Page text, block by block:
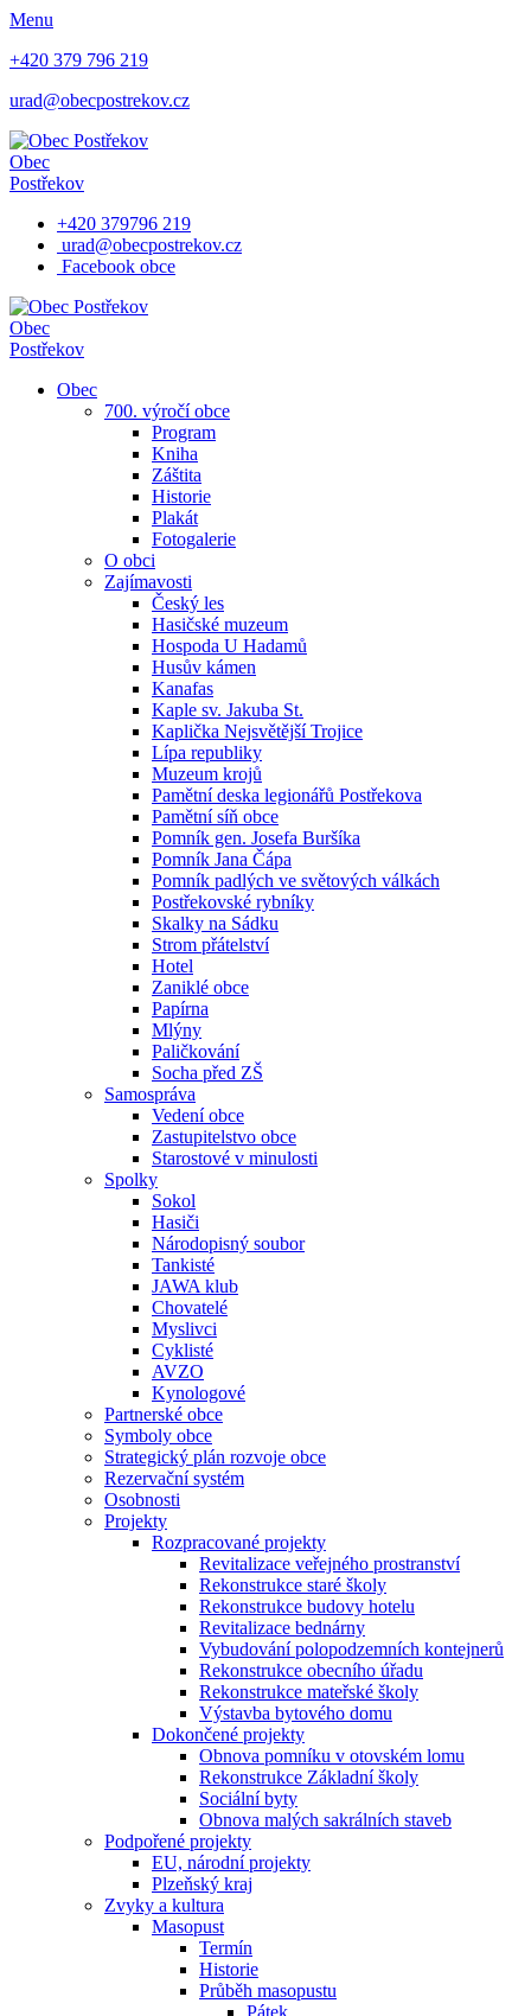
Menu
+420 379 796 219
urad@obecpostrekov.cz
Obec
Postřekov
+420 379796 219
urad@obecpostrekov.cz
Facebook​ obce
Obec
Postřekov
Obec
700. výročí obce
Program
Kniha
Záštita
Historie
Plakát
Fotogalerie
O obci
Zajímavosti
Český les
Hasičské muzeum
Hospoda U Hadamů
Husův kámen
Kanafas
Kaple sv. Jakuba St.
Kaplička Nejsvětější Trojice
Lípa republiky
Muzeum krojů
Pamětní deska legionářů Postřekova
Pamětní síň obce
Pomník gen. Josefa Buršíka
Pomník Jana Čápa
Pomník padlých ve světových válkách
Postřekovské rybníky
Skalky na Sádku
Strom přátelství
Hotel
Zaniklé obce
Papírna
Mlýny
Paličkování
Socha před ZŠ
Samospráva
Vedení obce
Zastupitelstvo obce
Starostové v minulosti
Spolky
Sokol
Hasiči
Národopisný soubor
Tankisté
JAWA klub
Chovatelé
Myslivci
Cyklisté
AVZO
Kynologové
Partnerské obce
Symboly obce
Strategický plán rozvoje obce
Rezervační systém
Osobnosti
Projekty
Rozpracované projekty
Revitalizace veřejného prostranství
Rekonstrukce staré školy
Rekonstrukce budovy hotelu
Revitalizace bednárny
Vybudování polopodzemních kontejnerů
Rekonstrukce obecního úřadu
Rekonstrukce mateřské školy
Výstavba bytového domu
Dokončené projekty
Obnova pomníku v otovském lomu
Rekonstrukce Základní školy
Sociální byty
Obnova malých sakrálních staveb
Podpořené projekty
EU, národní projekty
Plzeňský kraj
Zvyky a kultura
Masopust
Termín
Historie
Průběh masopustu
Pátek